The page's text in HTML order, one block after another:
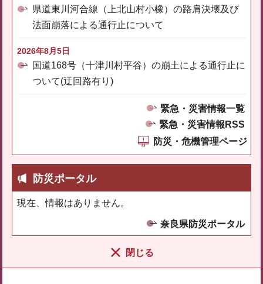
県道東川河合線（上北山村小橡）の路肩決壊及び
法面崩落による通行止について
2026年8月5日
国道168号（十津川村平谷）の崩土による通行止に
ついて(迂回路有り)
緊急・災害情報一覧
緊急・災害情報RSS
防災・危機管理ページ
防災ポータル
現在、情報はありません。
奈良県防災ポータル
閉じる